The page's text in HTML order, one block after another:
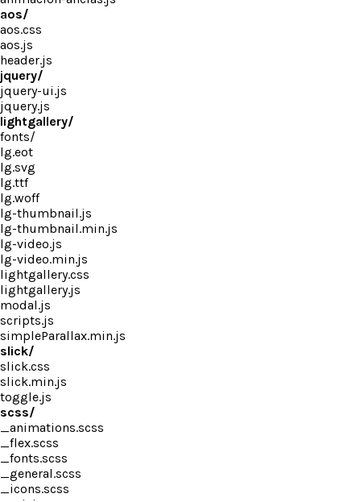
aos/
aos.css
aos.js
header.js
jquery/
jquery-ui.js
jquery.js
lightgallery/
fonts/
lg.eot
lg.svg
lg.ttf
lg.woff
lg-thumbnail.js
lg-thumbnail.min.js
lg-video.js
lg-video.min.js
lightgallery.css
lightgallery.js
modal.js
scripts.js
simpleParallax.min.js
slick/
slick.css
slick.min.js
toggle.js
scss/
_animations.scss
_flex.scss
_fonts.scss
_general.scss
_icons.scss